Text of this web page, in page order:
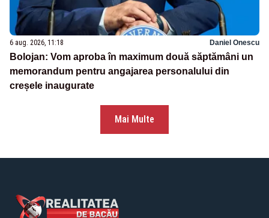
6 aug. 2026, 11:18 Daniel Onescu
Bolojan: Vom aproba în maximum două săptămâni un
memorandum pentru angajarea personalului din
creșele inaugurate
Mai Multe